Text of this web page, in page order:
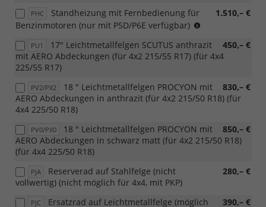
PHC 1.510,– €
Standheizung mit Fernbedienung für
Benzinmotoren (nur mit P5D/P6E verfügbar)
PU1 450,– €
17" Leichtmetallfelgen SCUTUS anthrazit
mit AERO Abdeckungen (für 4x2 215/55 R17) (für 4x4
225/55 R17)
PV2/PX2 830,– €
18 " Leichtmetallfelgen PROCYON mit
AERO Abdeckungen in anthrazit (für 4x2 215/50 R18) (für
4x4 225/50 R18)
PV0/PX0 850,– €
18 " Leichtmetallfelgen PROCYON mit
AERO Abdeckungen in schwarz matt (für 4x2 215/50 R18)
(für 4x4 225/50 R18)
PJA 280,– €
Reserverad auf Stahlfelge (nicht
vollwertig) (nicht möglich für 4x4, mit PKP)
PJC 390,– €
Ersatzrad auf Leichtmetallfelge (möglich